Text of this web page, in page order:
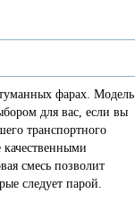
фарах. Модель
для вас, если вы
транспортного
качественными
смесь позволит
следует парой.